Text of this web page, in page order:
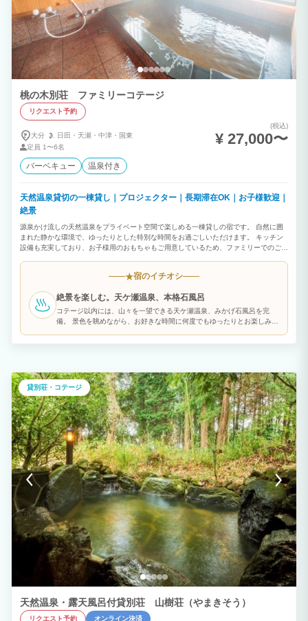
桃の木別荘 ファミリーコテージ
リクエスト予約
大分 日田・ 天瀬・ 中津・ 国東
定員 1〜6名
(税込)
¥ 27,000〜
バーベキュー 温泉付き
天然温泉貸切の一棟貸し｜プロジェクター｜長期滞在OK｜お子様歓迎｜
絶景
源泉かけ流しの天然温泉をプライベート空間で楽しめる一棟貸しの宿です。 自然に囲
まれた静かな環境で、ゆったりとした特別な時間をお過ごしいただけます。 キッチン
設備も充実しており、お子様用のおもちゃもご用意しているため、ファミリーでのご利
れのコテージでゆっくり休めます。それぞれ異なるタイプの温泉も楽しめます。 【お
ート一棟がして、24時間お楽しみいただけます。
★宿のイチオシ
絶景を楽しむ。天ケ瀬温泉、本格石風呂
コテージ以内には、山々を一望できる天ケ瀬温泉、みかげ石風呂を完
備。 景色を眺めながら、お好きな時間に何度でもゆったりとお楽しみい
貸別荘・コテージ
天然温泉・露天風呂付貸別荘 山樹荘（やまきそう）
リクエスト予約 オンライン決済